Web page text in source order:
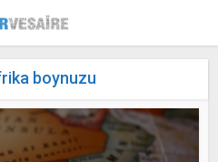
boynuzu